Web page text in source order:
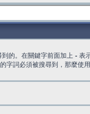
的。在關鍵字前面加上 - 表
字詞必須被搜尋到，那麼使